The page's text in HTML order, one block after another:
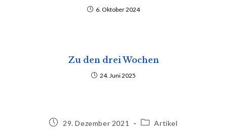
6. Oktober 2024
Zu den drei Wochen
24. Juni 2025
29. Dezember 2021 Artikel